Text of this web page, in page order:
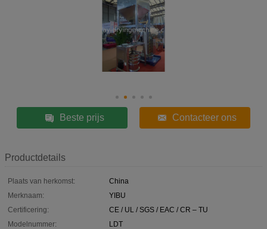
Beste prijs Contacteer ons
Productdetails
Plaats van herkomst:
China
Merknaam:
YIBU
Certificering:
CE / UL / SGS / EAC / CR – TU
Modelnummer:
LDT